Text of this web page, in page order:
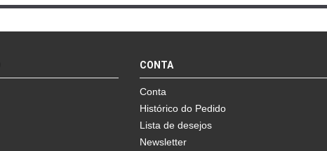
CONTA
Conta
Histórico do Pedido
Lista de desejos
Newsletter